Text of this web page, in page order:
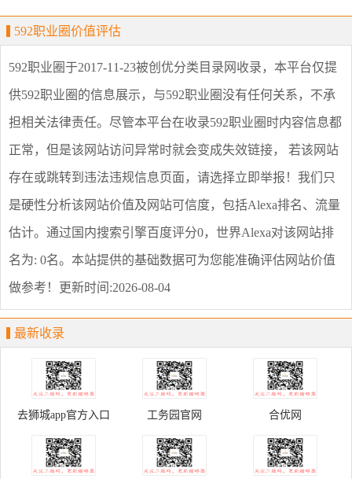
592职业圈价值评估
592职业圈 于2017-11-23被创优分类目录网收录，本平台仅提
供592职业圈 的信息展示，与592职业圈没有任何关系，不承
担相关法律责任。尽管本平台在收录592职业圈 时内容信息都
正常，但是该网站访问异常时就会变成失效链接， 若该网站
存在或跳转到违法违规信息页面，请选择立即举报 ！我们只
是硬性分析该网站价值及网站可信度，包括Alexa排名、流量
估计。通过国内搜索引擎百度评分0，世界Alexa对该网站排
名为: 0名。本站提供的基础数据可为您能准确评估网站价值
做参考！ 更新时间:2026-08-04
最新收录
去狮城app官方入口 工务园官网 合优网